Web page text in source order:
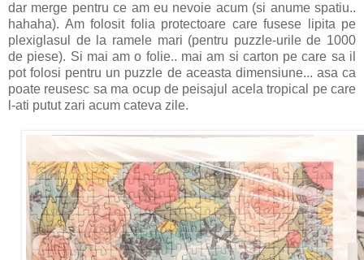
dar merge pentru ce am eu nevoie acum (si anume spatiu..
hahaha). Am folosit folia protectoare care fusese lipita pe
plexiglasul de la ramele mari (pentru puzzle-urile de 1000
de piese). Si mai am o folie.. mai am si carton pe care sa il
pot folosi pentru un puzzle de aceasta dimensiune... asa ca
poate reusesc sa ma ocup de peisajul acela tropical pe care
l-ati putut zari acum cateva zile.